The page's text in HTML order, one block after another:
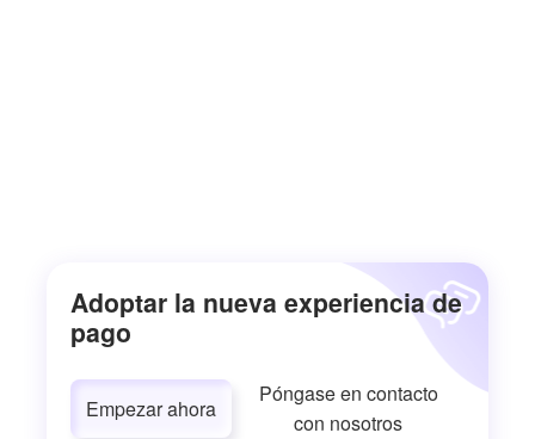
Adoptar la nueva experiencia de
pago
Empezar ahora
Póngase en contacto
con nosotros